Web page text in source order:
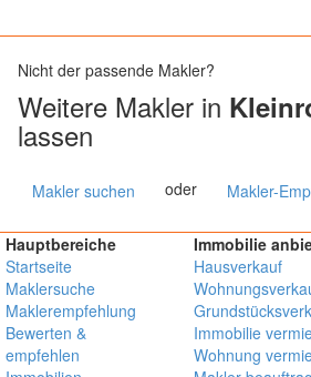
Nicht der passende Makler?
Weitere Makler in
lassen
Makler suchen oder Makler-
Hauptbereiche
Startseite
Maklersuche
Maklerempfehlung
Bewerten &
empfehlen
Immobilie
Hausverkauf
Immobilie
Wohnung